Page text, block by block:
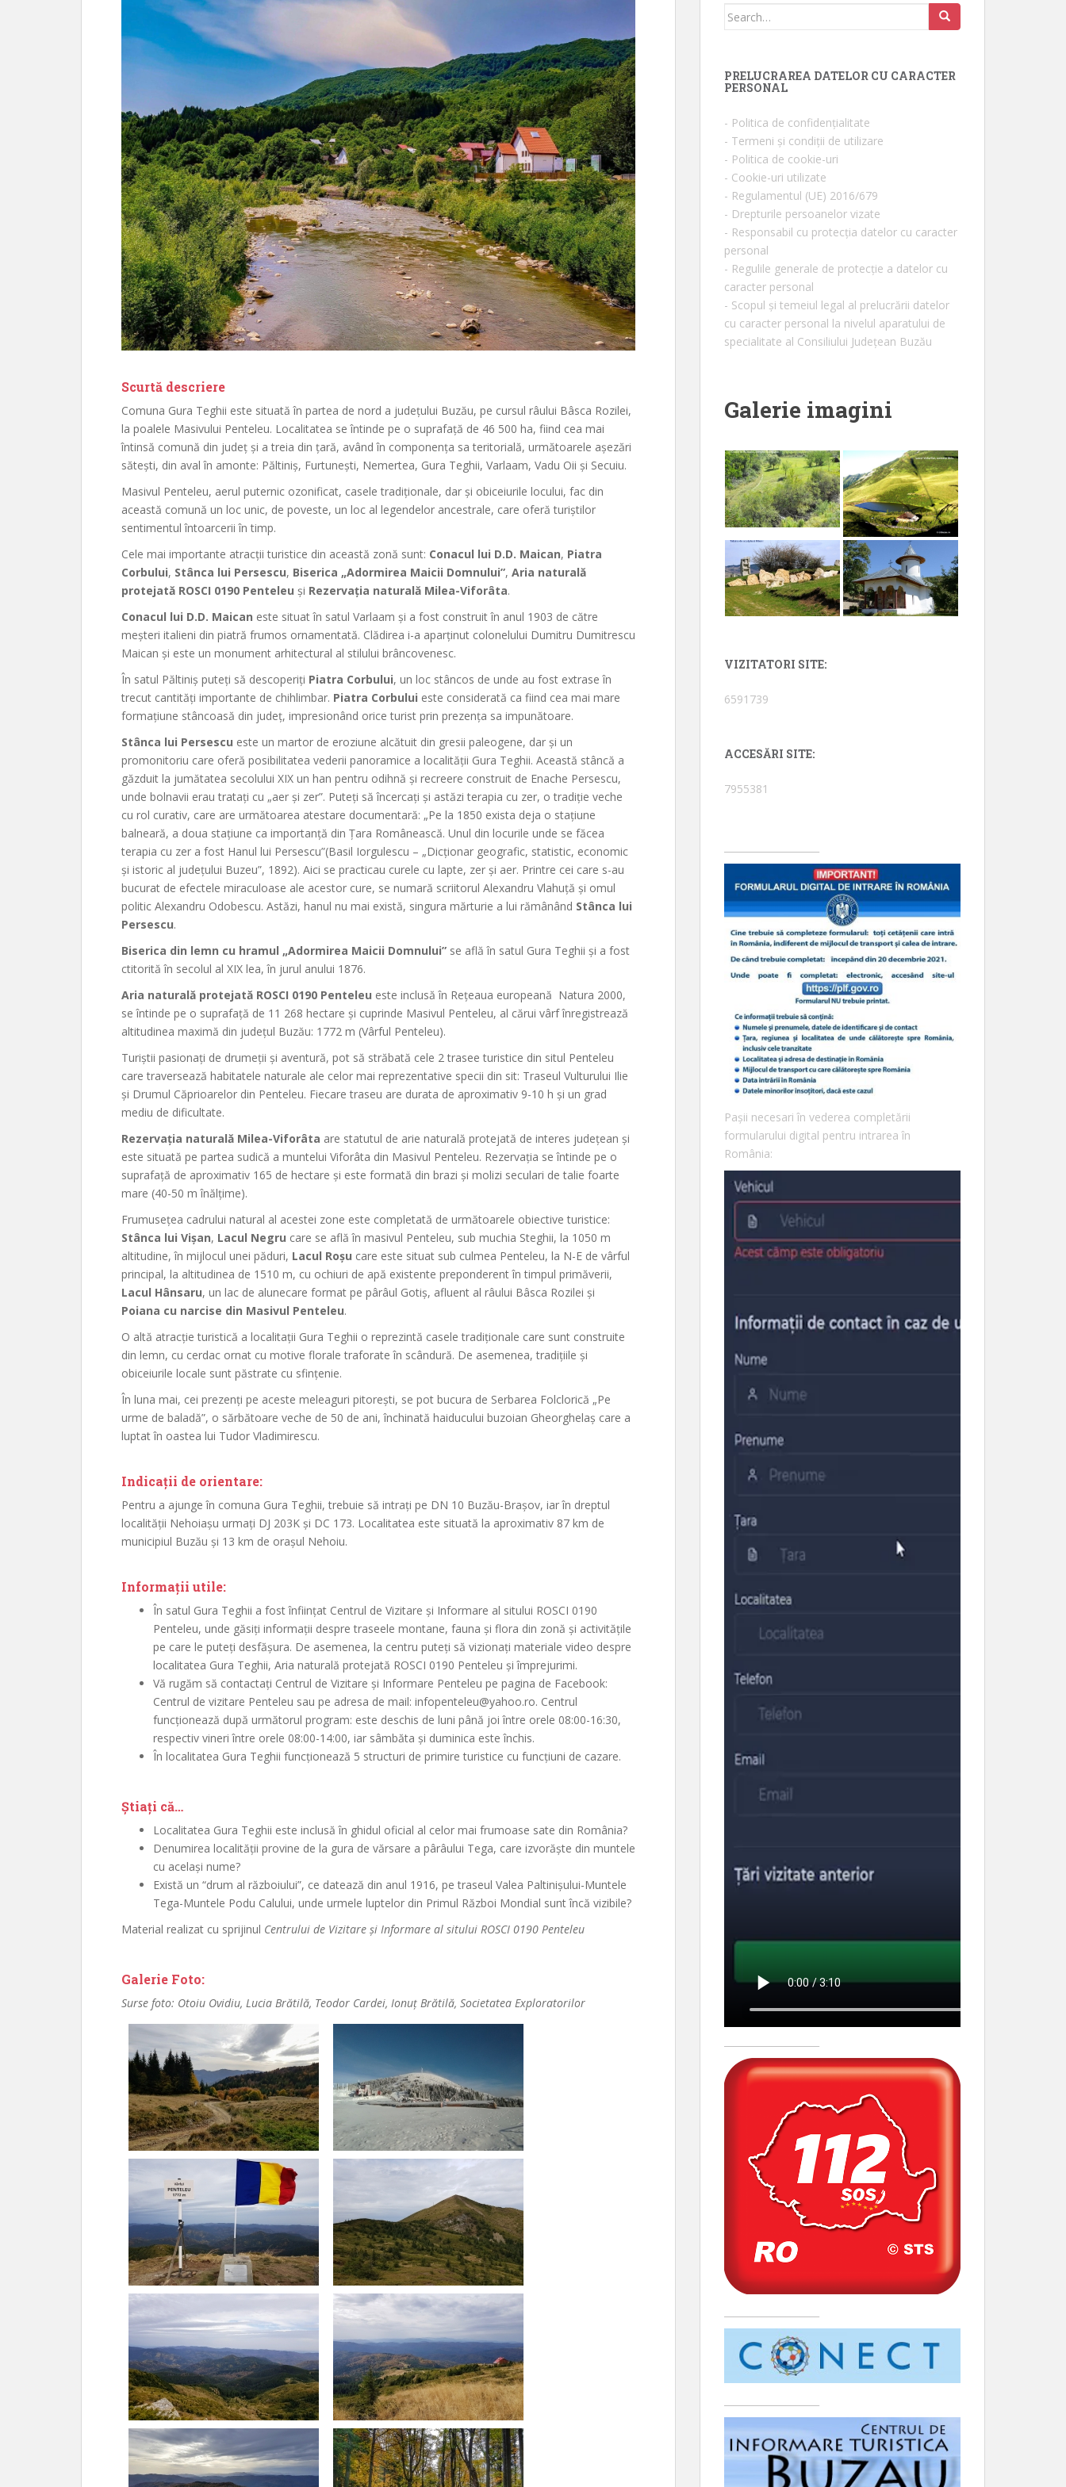
Scurtă descriere
Comuna Gura Teghii este situată în partea de nord a județului Buzău, pe cursul râului Bâsca Rozilei,
la poalele Masivului Penteleu. Localitatea se întinde pe o suprafață de 46 500 ha, fiind cea mai
întinsă comună din județ și a treia din țară, având în componența sa teritorială, următoarele așezări
sătești, din aval în amonte: Păltiniș, Furtunești, Nemertea, Gura Teghii, Varlaam, Vadu Oii și Secuiu.
Masivul Penteleu, aerul puternic ozonificat, casele tradiționale, dar și obiceiurile locului, fac din
această comună un loc unic, de poveste, un loc al legendelor ancestrale, care oferă turiștilor
sentimentul întoarcerii în timp.
Cele mai importante atracții turistice din această zonă sunt: Conacul lui D.D. Maican, Piatra
Corbului, Stânca lui Persescu, Biserica „Adormirea Maicii Domnului”, Aria naturală
protejată ROSCI 0190 Penteleu și Rezervația naturală Milea-Viforâta.
Conacul lui D.D. Maican este situat în satul Varlaam și a fost construit în anul 1903 de către
meșteri italieni din piatră frumos ornamentată. Clădirea i-a aparținut colonelului Dumitru Dumitrescu
Maican și este un monument arhitectural al stilului brâncovenesc.
În satul Păltiniș puteți să descoperiți Piatra Corbului, un loc stâncos de unde au fost extrase în
trecut cantități importante de chihlimbar. Piatra Corbului este considerată ca fiind cea mai mare
formațiune stâncoasă din județ, impresionând orice turist prin prezența sa impunătoare.
Stânca lui Persescu este un martor de eroziune alcătuit din gresii paleogene, dar și un
promonitoriu care oferă posibilitatea vederii panoramice a localității Gura Teghii. Această stâncă a
găzduit la jumătatea secolului XIX un han pentru odihnă și recreere construit de Enache Persescu,
unde bolnavii erau tratați cu „aer și zer”. Puteți să încercați și astăzi terapia cu zer, o tradiție veche
cu rol curativ, care are următoarea atestare documentară: „Pe la 1850 exista deja o stațiune
balneară, a doua stațiune ca importanță din Țara Românească. Unul din locurile unde se făcea
terapia cu zer a fost Hanul lui Persescu”(Basil Iorgulescu – „Dicționar geografic, statistic, economic
și istoric al județului Buzeu”, 1892). Aici se practicau curele cu lapte, zer și aer. Printre cei care s-au
bucurat de efectele miraculoase ale acestor cure, se numară scriitorul Alexandru Vlahuță și omul
politic Alexandru Odobescu. Astăzi, hanul nu mai există, singura mărturie a lui rămânând Stânca lui
Persescu.
Biserica din lemn cu hramul „Adormirea Maicii Domnului” se află în satul Gura Teghii și a fost
ctitorită în secolul al XIX lea, în jurul anului 1876.
Aria naturală protejată ROSCI 0190 Penteleu este inclusă în Rețeaua europeană Natura 2000,
se întinde pe o suprafață de 11 268 hectare și cuprinde Masivul Penteleu, al cărui vârf înregistrează
altitudinea maximă din județul Buzău: 1772 m (Vârful Penteleu).
Turiștii pasionați de drumeții și aventură, pot să străbată cele 2 trasee turistice din situl Penteleu
care traversează habitatele naturale ale celor mai reprezentative specii din sit: Traseul Vulturului Ilie
și Drumul Căprioarelor din Penteleu. Fiecare traseu are durata de aproximativ 9-10 h și un grad
mediu de dificultate.
Rezervația naturală Milea-Viforâta are statutul de arie naturală protejată de interes județean și
este situată pe partea sudică a muntelui Viforâta din Masivul Penteleu. Rezervația se întinde pe o
suprafață de aproximativ 165 de hectare și este formată din brazi și molizi seculari de talie foarte
mare (40-50 m înălțime).
Frumusețea cadrului natural al acestei zone este completată de următoarele obiective turistice:
Stânca lui Vișan, Lacul Negru care se află în masivul Penteleu, sub muchia Steghii, la 1050 m
altitudine, în mijlocul unei păduri, Lacul Roşu care este situat sub culmea Penteleu, la N-E de vârful
principal, la altitudinea de 1510 m, cu ochiuri de apă existente preponderent în timpul primăverii,
Lacul Hânsaru, un lac de alunecare format pe pârâul Gotiş, afluent al râului Bâsca Rozilei și
Poiana cu narcise din Masivul Penteleu.
O altă atracție turistică a localitații Gura Teghii o reprezintă casele tradiționale care sunt construite
din lemn, cu cerdac ornat cu motive florale traforate în scândură. De asemenea, tradițiile și
obiceiurile locale sunt păstrate cu sfințenie.
În luna mai, cei prezenți pe aceste meleaguri pitorești, se pot bucura de Serbarea Folclorică „Pe
urme de baladă”, o sărbătoare veche de 50 de ani, închinată haiducului buzoian Gheorghelaș care a
luptat în oastea lui Tudor Vladimirescu.
Indicații de orientare:
Pentru a ajunge în comuna Gura Teghii, trebuie să intrați pe DN 10 Buzău-Brașov, iar în dreptul
localității Nehoiașu urmați DJ 203K și DC 173. Localitatea este situată la aproximativ 87 km de
municipiul Buzău și 13 km de orașul Nehoiu.
Informații utile:
În satul Gura Teghii a fost înființat Centrul de Vizitare și Informare al sitului ROSCI 0190
Penteleu, unde găsiți informații despre traseele montane, fauna și flora din zonă și activitățile
pe care le puteți desfășura. De asemenea, la centru puteți să vizionați materiale video despre
localitatea Gura Teghii, Aria naturală protejată ROSCI 0190 Penteleu și împrejurimi.
Vă rugăm să contactați Centrul de Vizitare și Informare Penteleu pe pagina de Facebook:
Centrul de vizitare Penteleu sau pe adresa de mail: infopenteleu@yahoo.ro. Centrul
funcționează după următorul program: este deschis de luni până joi între orele 08:00-16:30,
respectiv vineri între orele 08:00-14:00, iar sâmbăta și duminica este închis.
În localitatea Gura Teghii funcționează 5 structuri de primire turistice cu funcțiuni de cazare.
Știați că…
Localitatea Gura Teghii este inclusă în ghidul oficial al celor mai frumoase sate din România?
Denumirea localității provine de la gura de vărsare a pârâului Tega, care izvorăște din muntele
cu același nume?
Există un “drum al războiului”, ce datează din anul 1916, pe traseul Valea Paltinișului-Muntele
Tega-Muntele Podu Calului, unde urmele luptelor din Primul Război Mondial sunt încă vizibile?
Material realizat cu sprijinul Centrului de Vizitare și Informare al sitului ROSCI 0190 Penteleu
Galerie Foto:
Surse foto: Otoiu Ovidiu, Lucia Brătilă, Teodor Cardei, Ionuț Brătilă, Societatea Exploratorilor
Search for:
PRELUCRAREA DATELOR CU CARACTER
PERSONAL
- Politica de confidențialitate
- Termeni și condiții de utilizare
- Politica de cookie-uri
- Cookie-uri utilizate
- Regulamentul (UE) 2016/679
- Drepturile persoanelor vizate
- Responsabil cu protecția datelor cu caracter
personal
- Regulile generale de protecție a datelor cu
caracter personal
- Scopul și temeiul legal al prelucrării datelor
cu caracter personal la nivelul aparatului de
specialitate al Consiliului Județean Buzău
Galerie imagini
VIZITATORI SITE:
6591739
ACCESĂRI SITE:
7955381
Pașii necesari în vederea completării
formularului digital pentru intrarea în
România: